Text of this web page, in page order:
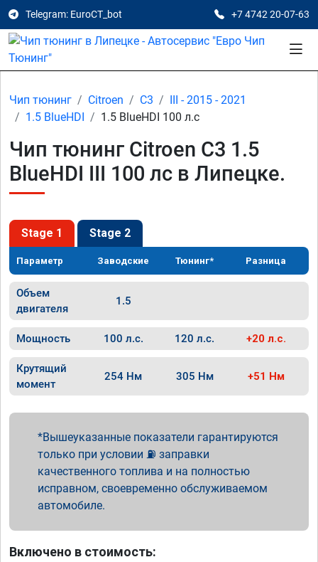
Telegram: EuroCT_bot +7 4742 20-07-63
Чип тюнинг Citroen C3
III - 2015 - 2021
1.5 BlueHDI
1.5 BlueHDI 100 л.с
Чип тюнинг Citroen C3 1.5
BlueHDI III 100 лс в Липецке.
Stage 1 Stage 2
Параметр Заводские Тюнинг* Разница
Объем
двигателя
1.5
Мощность 100 л.с. 120 л.с. +20 л.с.
Крутящий
момент
254 Нм 305 Нм +51 Нм
Вышеуказанные показатели гарантируются
только при условии ⛽ заправки
качественного топлива и на полностью
исправном, своевременно обслуживаемом
автомобиле.
Включено в стоимость: